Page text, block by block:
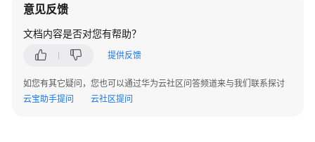
配
框
架
练
指
意见反馈
文档内容是否对您有帮助？
提供反馈
如您有其它疑问，您也可以通过华为云社区问答频道来与我们联系探讨
云宝助手提问
云社区提问